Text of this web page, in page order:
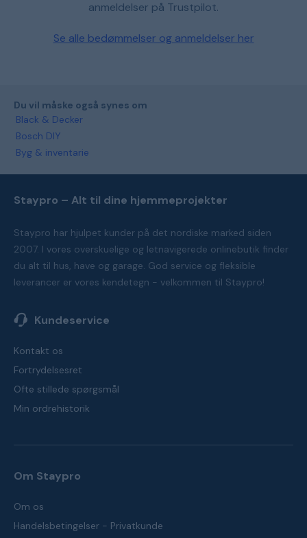
anmeldelser på Trustpilot.
Se alle bedømmelser og anmeldelser her
Du vil måske også synes om
Black & Decker
Bosch DIY
Byg & inventarie
Staypro – Alt til dine hjemmeprojekter
Staypro har hjulpet kunder på det nordiske marked siden
2007. I vores overskuelige og letnavigerede onlinebutik finder
du alt til hus, have og garage. God service og fleksible
leverancer er vores kendetegn - velkommen til Staypro!
Kundeservice
Kontakt os
Fortrydelsesret
Ofte stillede spørgsmål
Min ordrehistorik
Om Staypro
Om os
Handelsbetingelser - Privatkunde